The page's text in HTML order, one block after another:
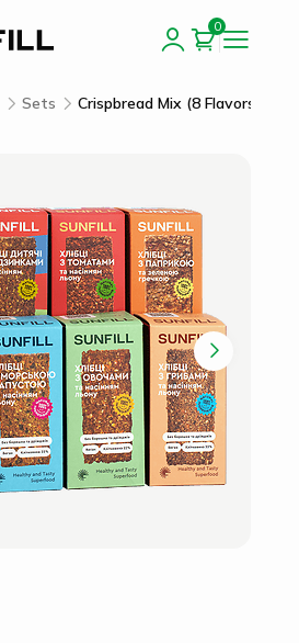
0
Sets Crispbread Mix (8 Flavors)